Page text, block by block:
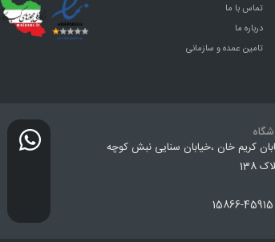
تماس با ما
درباره ما
تامین عمده و سازمانی
كريم خان ،خيابان سنایی نبش کوچه
138